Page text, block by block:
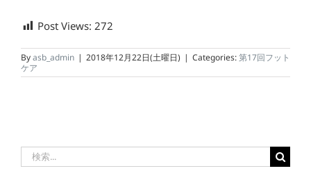
Post Views: 272
Byasb_admin | 2018年12月22日(土曜日) | Categories:第17回フット
ケア